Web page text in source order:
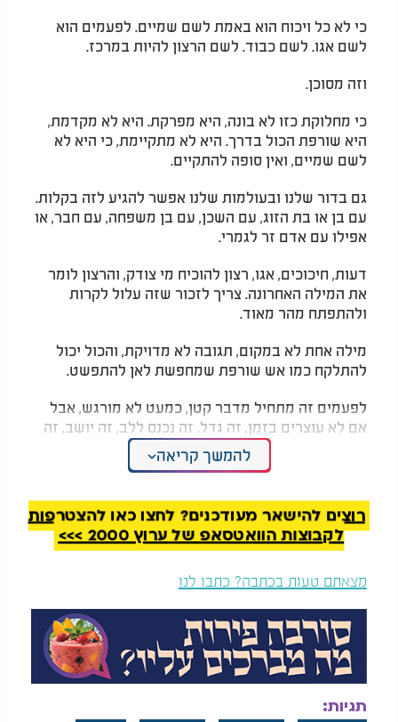
כי לא כל ויכוח הוא באמת לשם שמיים. לפעמים הוא
לשם אגו. לשם כבוד. לשם הרצון להיות במרכז.
וזה מסוכן.
כי מחלוקת כזו לא בונה, היא מפרקת. היא לא מקדמת,
היא שורפת הכול בדרך. היא לא מתקיימת, כי היא לא
לשם שמיים, ואין סופה להתקיים.
גם בדור שלנו ובעולמות שלנו אפשר להגיע לזה בקלות.
עם בן או בת הזוג, עם השכן, עם בן משפחה, עם חבר, או
אפילו עם אדם זר לגמרי.
דעות, חיכוכים, אגו, רצון להוכיח מי צודק, והרצון לומר
את המילה האחרונה. צריך לזכור שזה עלול לקרות
ולהתפתח מהר מאוד.
מילה אחת לא במקום, תגובה לא מדויקת, והכול יכול
להתלקח כמו אש שורפת שמחפשת לאן להתפשט.
לפעמים זה מתחיל מדבר קטן, כמעט לא מורגש, אבל
אם לא עוצרים בזמן, זה גדל. זה נכנס ללב, זה יושב, זה
מפריע, ופתאום כבר קשה לחזור אחורה.
איך עם קטן כובש
שטחים ענקים? סודם
של המרגלים נחשף
"זה לא הוא - זה אתה":
השיעור המטלטל של
הרב אריה לוין בפרשת
קדושים
והאמת? לא צריך הרבה כדי לעצור את זה.
להמשך קריאה
רוצים להישאר מעודכנים? לחצו כאן להצטרפות
לקבוצות הוואטסאפ של ערוץ 2000 >>>
מצאתם טעות בכתבה? כתבו לנו
תגיות: